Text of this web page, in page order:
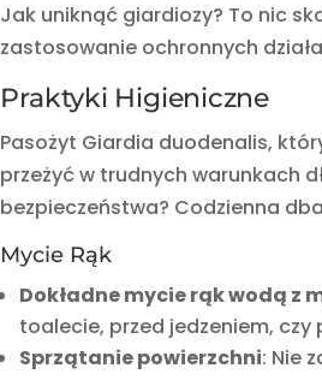
Jak uniknąć giardiozy? To nic
zastosowanie ochronnych
Praktyki Higieniczne
Pasożyt Giardia duodenalis,
przeżyć w trudnych warunkach
bezpieczeństwa? Codzienna
Mycie Rąk
Dokładne mycie rąk wodą z
toalecie, przed jedzeniem,
Sprzątanie powierzchni: Nie